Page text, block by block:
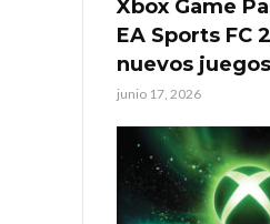
Xbox Game
EA Sports FC
nuevos juegos
junio 17, 2026